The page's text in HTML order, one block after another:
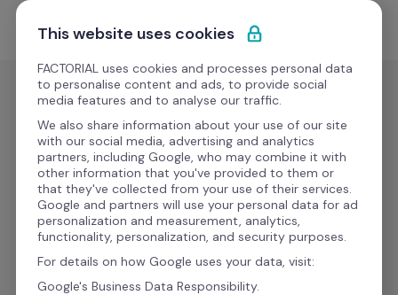
Passa al contenuto
Comincia gratis
Presto
Buste paga
TeamSystem
(payroll
variables
and
absences)
This website uses cookies
FACTORIAL uses cookies and processes personal data
to personalise content and ads, to provide social
media features and to analyse our traffic.
We also share information about your use of our site
with our social media, advertising and analytics
partners, including Google, who may combine it with
other information that you've provided to them or
that they've collected from your use of their services.
Google and partners will use your personal data for ad
personalization and measurement, analytics,
functionality, personalization, and security purposes.
For details on how Google uses your data, visit:
Google's Business Data Responsibility.